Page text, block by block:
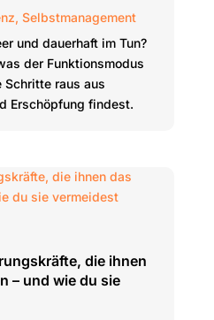
, Selbstmanagement
und dauerhaft im Tun?
der Funktionsmodus
raus aus
Erschöpfung findest.
die ihnen
– und wie du sie